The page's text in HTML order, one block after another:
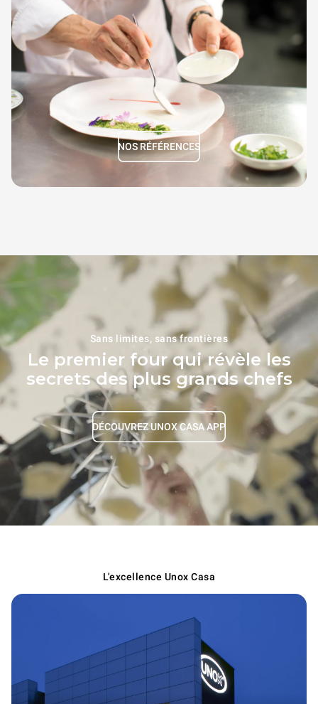
NOS RÉFÉRENCES
Sans limites, sans frontières
Le premier four qui révèle les
secrets des plus grands chefs
DÉCOUVREZ UNOX CASA APP
L'excellence Unox Casa